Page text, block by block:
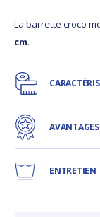
La barrette croco
cm.
AVANTAGES
ENTRETIEN